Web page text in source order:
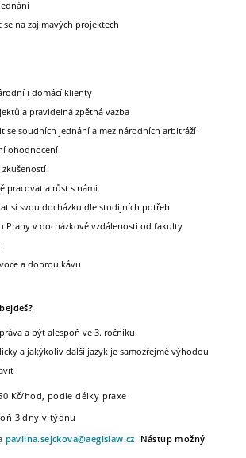
na zajímavých projektech
i domácí klienty
a pravidelná zpětná vazba
se soudních jednání a mezinárodních arbitráží
ohodnocení
pracovat a růst s námi
si svou docházku dle studijních potřeb
Prahy v docházkové vzdálenosti od fakulty
a dobrou kávu
a být alespoň ve 3. ročníku
a jakýkoliv další jazyk je samozřejmě výhodou
Kč/hod, podle délky praxe
3 dny v týdnu
pavlina.sejckova@aegislaw.cz. Nástup možný